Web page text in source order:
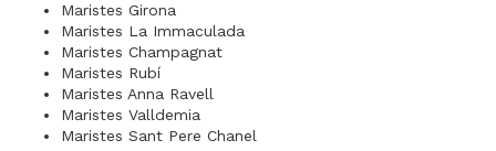
Maristes Girona
Maristes La Immaculada
Maristes Champagnat
Maristes Rubí
Maristes Anna Ravell
Maristes Valldemia
Maristes Sant Pere Chanel